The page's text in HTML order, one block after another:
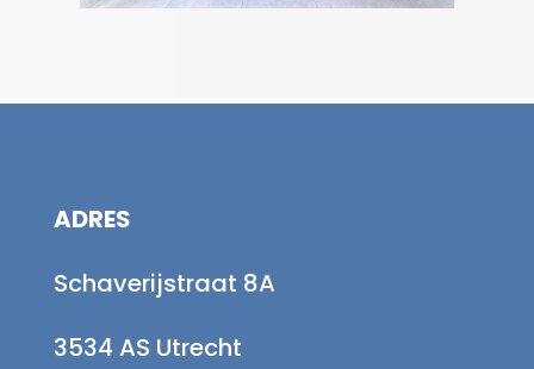
ADRES
Schaverijstraat 8A
3534 AS Utrecht